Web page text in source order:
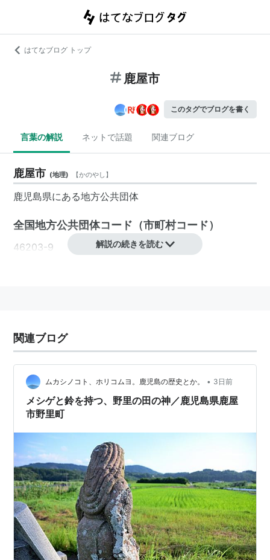
はてなブログ トップ
鹿屋市
このタグでブログを書く
言葉の解説 ネットで話題 関連ブログ
鹿屋市 (地理) 【かのやし 】
鹿児島県にある地方公共団体
全国地方公共団体コード （市町村コード）
46203-9 解説の続きを読む
関連ブログ
ムカシノコト、ホリコムヨ。鹿児島の歴史とか。 • 3日前
メシゲと鈴を持つ、野里の田の神／鹿児島県鹿屋
市野里町